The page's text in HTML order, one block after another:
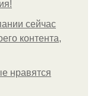
сейчас
контента,
нравятся